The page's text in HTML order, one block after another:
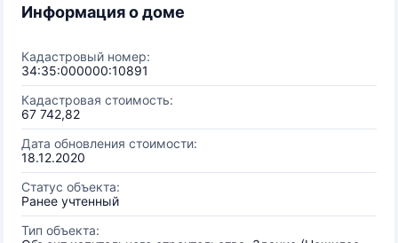
Информация о доме
Кадастровый номер:
34:35:000000:10891
Кадастровая стоимость:
67 742,82
Дата обновления стоимости:
18.12.2020
Статус объекта:
Ранее учтенный
Тип объекта: